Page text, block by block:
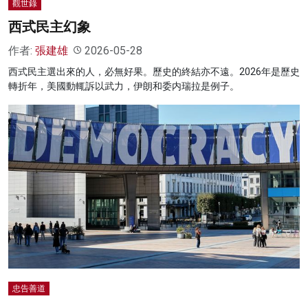
觀世錄
西式民主幻象
作者: 張建雄 2026-05-28
西式民主選出來的人，必無好果。歷史的終結亦不遠。2026年是歷史
轉折年，美國動輒訴以武力，伊朗和委内瑞拉是例子。
忠告善道